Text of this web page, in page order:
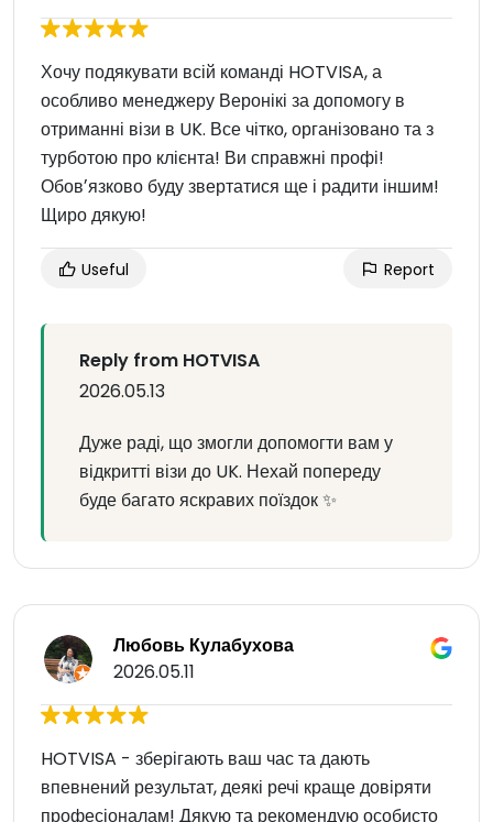
Хочу подякувати всій команді HOTVISA, а
особливо менеджеру Веронікі за допомогу в
отриманні візи в UK. Все чітко, організовано та з
турботою про клієнта! Ви справжні профі!
Обовʼязково буду звертатися ще і радити іншим!
Щиро дякую!
Useful Report
Reply from HOTVISA
2026.05.13
Дуже раді, що змогли допомогти вам у
відкритті візи до UK. Нехай попереду
буде багато яскравих поїздок ✨
Любовь Кулабухова
2026.05.11
HOTVISA - зберігають ваш час та дають
впевнений результат, деякі речі краще довіряти
професіоналам! Дякую та рекомендую особисто